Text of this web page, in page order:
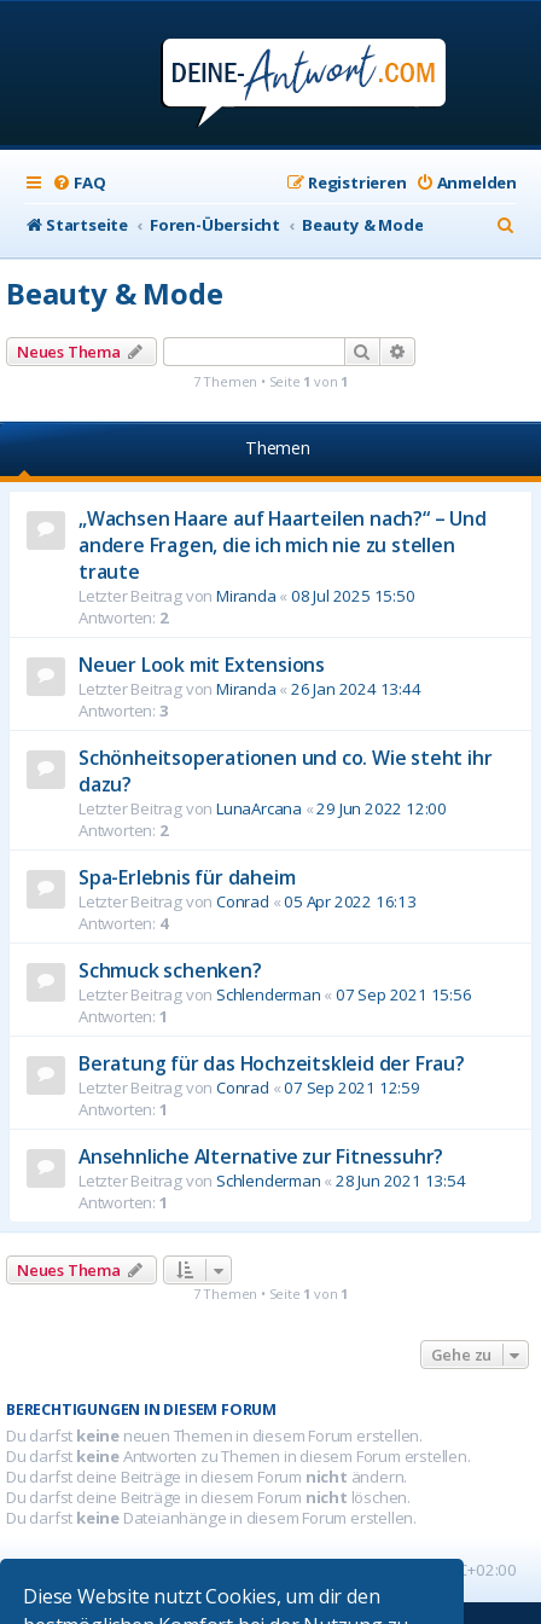
Diese Website nutzt Cookies, um dir den
FAQ Anmelden
Registrieren
Startseite
Foren-Übersicht Beauty & Mode
u
Beauty & Mode
Neues Thema Suche
7 Themen • Seite 1 von 1
Themen
„Wachsen Haare auf Haarteilen nach?“ – Und
andere Fragen, die ich mich nie zu stellen
traute
Letzter Beitrag von Miranda «08 Jul 2025 15:50
Antworten: 2
Neuer Look mit Extensions
Letzter Beitrag von Miranda «26 Jan 2024 13:44
Antworten: 3
Schönheitsoperationen und co. Wie steht ihr
dazu?
Letzter Beitrag von LunaArcana «29 Jun 2022 12:00
Antworten: 2
Spa-Erlebnis für daheim
Letzter Beitrag von Conrad «05 Apr 2022 16:13
Antworten: 4
Schmuck schenken?
Letzter Beitrag von Schlenderman «07 Sep 2021 15:56
Antworten: 1
Beratung für das Hochzeitskleid der Frau?
Letzter Beitrag von Conrad «07 Sep 2021 12:59
Antworten: 1
Ansehnliche Alternative zur Fitnessuhr?
Letzter Beitrag von Schlenderman «28 Jun 2021 13:54
Antworten: 1
Neues Thema
7 Themen • Seite 1 von 1
Gehe zu
BERECHTIGUNGEN IN DIESEM FORUM
Du darfst keine neuen Themen in diesem Forum erstellen.
Du darfst keineAntworten zu Themen in diesem Forum erstellen.
Du darfst deine Beiträge in diesem Forum nicht ändern.
Du darfst deine Beiträge in diesem Forum nicht löschen.
Du darfst keine Dateianhänge in diesem Forum erstellen.
UTC+02:00